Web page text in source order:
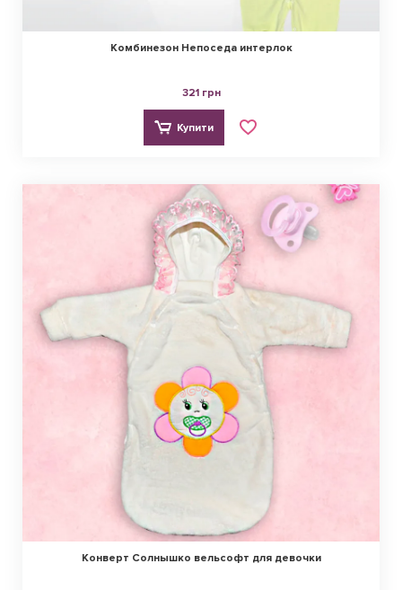
Комбинезон Непоседа интерлок
321 грн
Купити
Конверт Солнышко вельсофт для девочки